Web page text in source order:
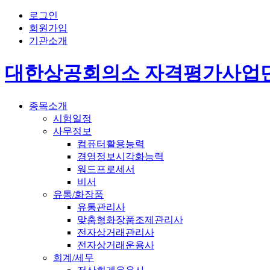
로그인
회원가입
기관소개
대한상공회의소 자격평가사업
종목소개
시험일정
사무정보
컴퓨터활용능력
경영정보시각화능력
워드프로세서
비서
유통/화장품
유통관리사
맞춤형화장품조제관리사
전자상거래관리사
전자상거래운용사
회계/세무